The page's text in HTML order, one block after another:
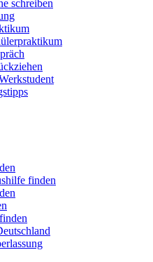
schreiben
finden